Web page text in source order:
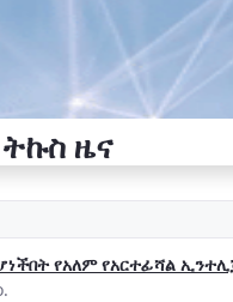
ትኩስ ዜና
የአለም የአርተፊሻል